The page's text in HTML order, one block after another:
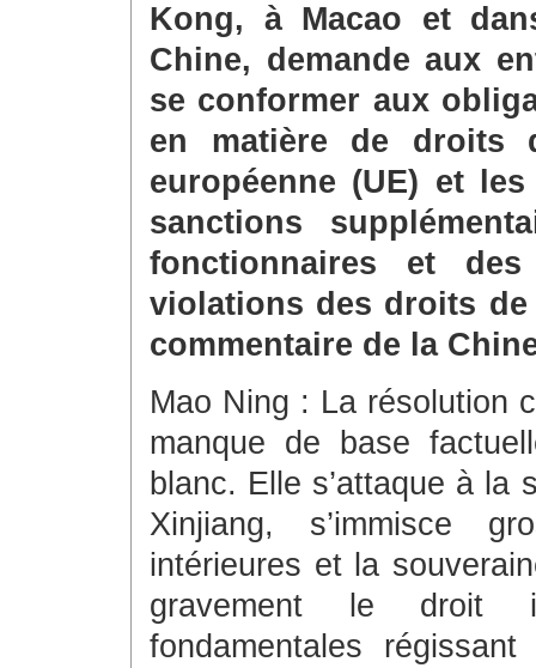
Kong, à Macao et
Chine, demande aux
se conformer aux
en matière de droits
européenne (UE) et
sanctions
fonctionnaires et
violations des droits de
commentaire de la
Mao Ning : La résolution
manque de base
blanc. Elle s’attaque à la
Xinjiang, s’immisce
intérieures et la
gravement le droit
fondamentales